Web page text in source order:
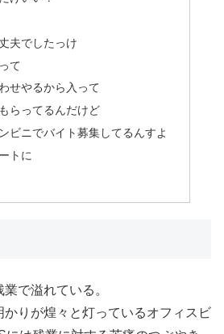
夫でしたっけ
て
せやるから入って
らってるんだけど
ビニでバイト募集してるんすよ
トに
で溢れている。
りが煌々と灯っているオフィスビ